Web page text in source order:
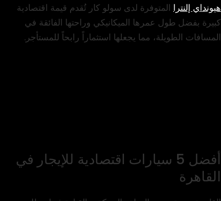
هيونداي إلنترا المتوفرة لدى سولو كار تُقدم قيمة اقتصادية
كبيرة بفضل طول عمرها الميكانيكي وراحتها الفائقة في
المسافات الطويلة، مما يجعلها استثماراً رابحاً للمستأجر.
أفضل 5 سيارات اقتصادية للإيجار في
القاهرة